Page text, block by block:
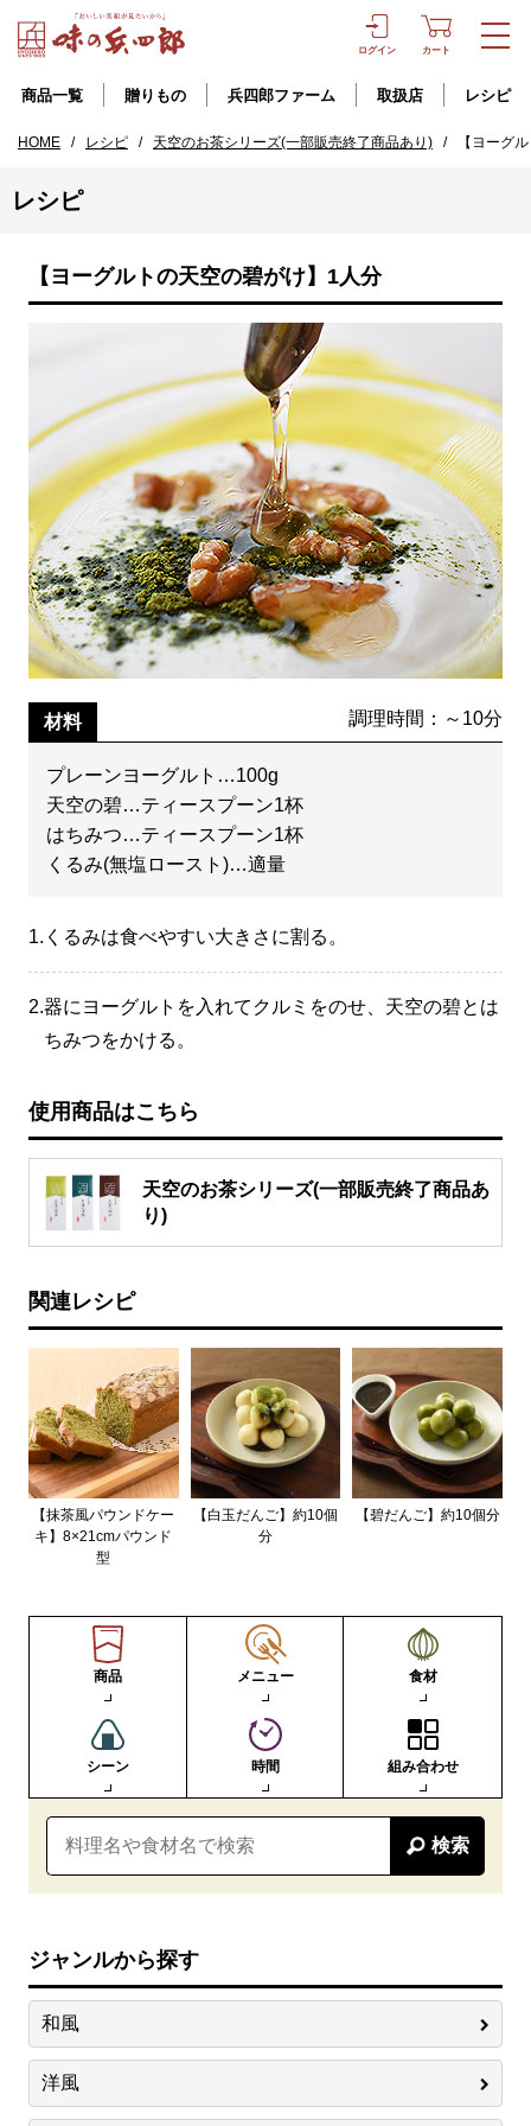
ログイン カート
商品一覧 贈りもの 兵四郎ファーム 取扱店 レシピ
HOME / レシピ / 天空のお茶シリーズ(一部販売終了商品あり) / 【ヨーグ
レシピ
【ヨーグルトの天空の碧がけ】1人分
材料 調理時間：～10分
プレーンヨーグルト…100g
天空の碧…ティースプーン1杯
はちみつ…ティースプーン1杯
くるみ(無塩ロースト)…適量
1. くるみは食べやすい大きさに割る。
2.器にヨーグルトを入れてクルミをのせ、天空の碧とは
ちみつをかける。
使用商品はこちら
天空のお茶シリーズ(一部販売終了商品あ
り)
関連レシピ
【抹茶風パウンドケー
キ】8×21cmパウンド
型
【白玉だんご】約10個
分
【碧だんご】約10個分
商品 メニュー 食材
シーン 時間 組み合わせ
検索
ジャンルから探す
和風
洋風